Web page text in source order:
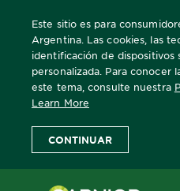
Este sitio es para
Argentina. Las cookies, las
identificación de dispositivos
personalizada. Para conocer
este tema, consulte nuestra
Learn More
CONTINUAR
Home Cor Intensa Negros